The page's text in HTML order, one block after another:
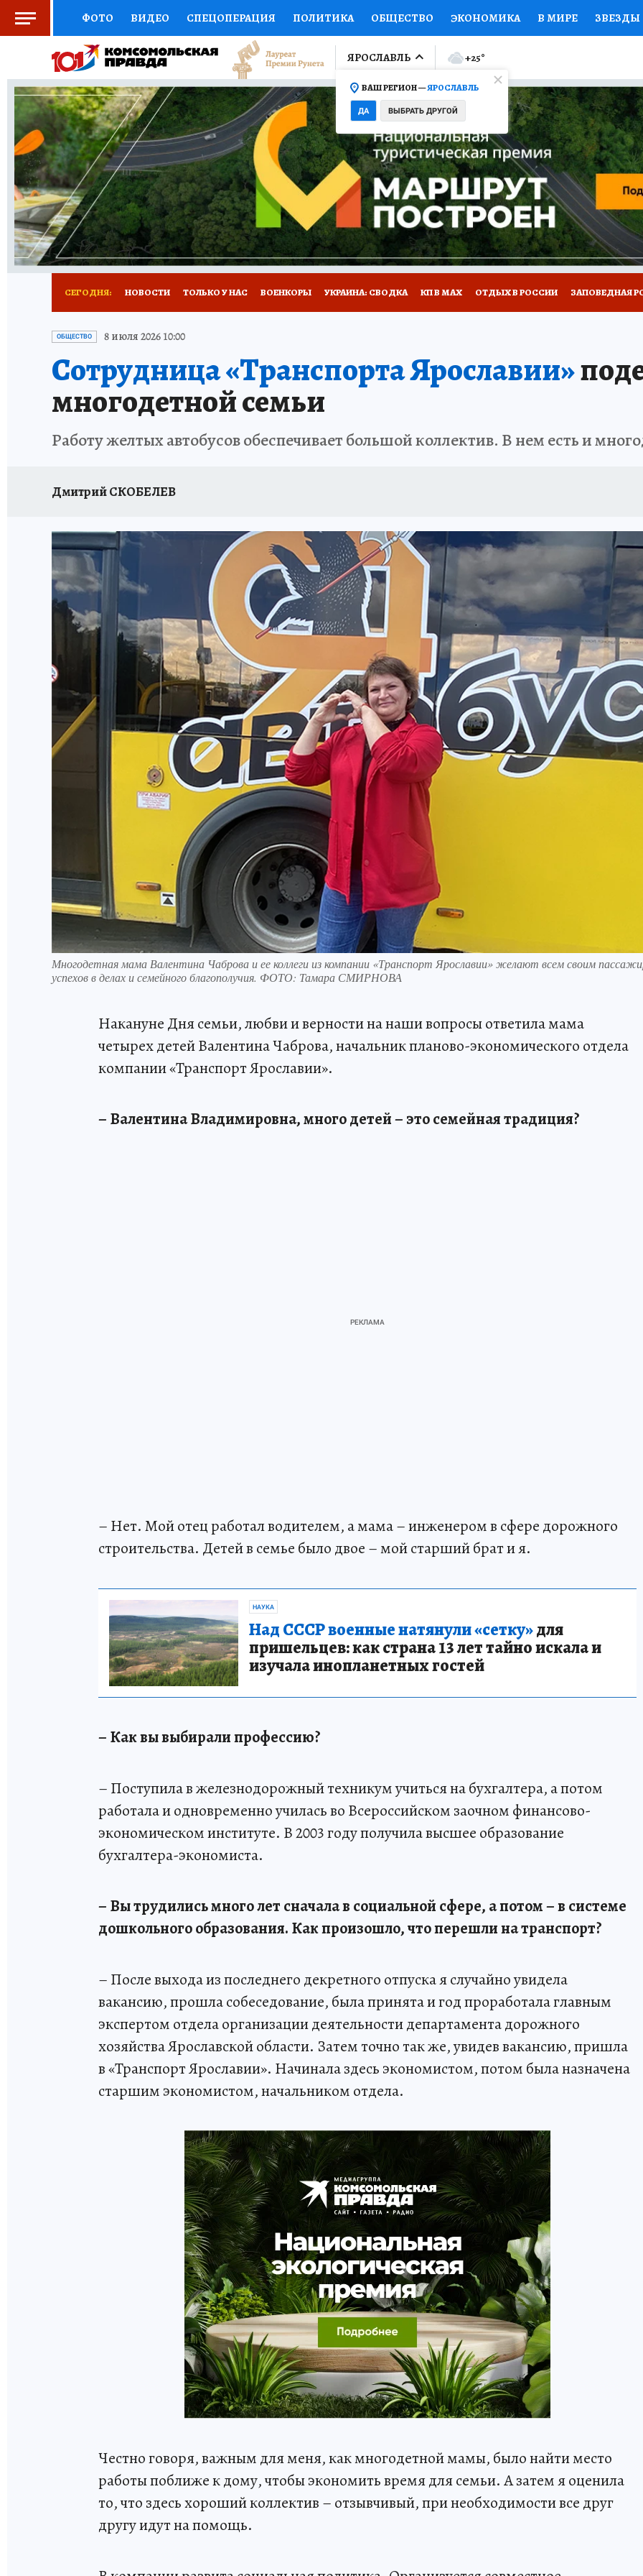
ФОТО ВИДЕО СПЕЦОПЕРАЦИЯ ПОЛИТИКА ОБЩЕСТВО ЭКОНОМИКА В МИРЕ ЗВЕЗДЫ
СОЦПОДДЕРЖКА НАУКА СПОРТ КОЛУМНИСТЫ ПРОИСШЕСТВИЯ
ВЫБОР ЭКСПЕРТОВ ДОКТОР ФИНАНСЫ ОТКРЫВАЕМ МИР Я ЗНАЮ СЕМЬЯ ЖЕНСКИЕ
КНИЖНАЯ ПОЛКА ПРОГНОЗЫ НА СПОРТ ПРОМОКОДЫ СЕРИАЛЫ СПЕЦПРОЕКТЫ
ПРЕСС-ЦЕНТР НЕДВИЖИМОСТЬ ТЕЛЕВИЗОР КОЛЛЕКЦИИ КОНКУРСЫ РАБОТА У НАС
РАДИО КП РЕКЛАМА ТЕСТЫ НОВОЕ НА САЙТЕ ОБЪЯВЛЕНИЯ
ЯРОСЛАВЛЬ
ВАШ РЕГИОН —ЯРОСЛАВЛЬ
ДА ВЫБРАТЬ ДРУГОЙ
+25°
СЕГОДНЯ: НОВОСТИ ТОЛЬКО У НАС ВОЕНКОРЫ УКРАИНА: СВОДКА КП В МАХ ОТДЫХ В РОССИИ ЗАПОВЕДНАЯ
ГЕРОИ ЯРОСЛАВИИ
ОБЩЕСТВО 8 июля 2026 10:00
Сотрудница «Транспорта Ярославии»
многодетной семьи
Работу желтых автобусов обеспечивает большой коллектив. В нем есть и
Дмитрий СКОБЕЛЕВ
Многодетная мама Валентина Чаброва и ее коллеги из компании «Транспорт Ярославии» желают всем своим
успехов в делах и семейного благополучия. ФОТО: Тамара СМИРНОВА
Накануне Дня семьи, любви и верности на наши вопросы ответила мама
четырех детей Валентина Чаброва, начальник планово-экономического отдела
компании «Транспорт Ярославии».
– Валентина Владимировна, много детей – это семейная традиция?
– Нет. Мой отец работал водителем, а мама – инженером в сфере дорожного
строительства. Детей в семье было двое – мой старший брат и я.
НАУКА
Над СССР военные натянули «сетку»для
пришельцев: как страна 13 лет тайно искала и
изучала инопланетных гостей
– Как вы выбирали профессию?
– Поступила в железнодорожный техникум учиться на бухгалтера, а потом
работала и одновременно училась во Всероссийском заочном финансово-
экономическом институте. В 2003 году получила высшее образование
бухгалтера-экономиста.
– Вы трудились много лет сначала в социальной сфере, а потом – в системе
дошкольного образования. Как произошло, что перешли на транспорт?
– После выхода из последнего декретного отпуска я случайно увидела
вакансию, прошла собеседование, была принята и год проработала главным
экспертом отдела организации деятельности департамента дорожного
хозяйства Ярославской области. Затем точно так же, увидев вакансию, пришла
в «Транспорт Ярославии». Начинала здесь экономистом, потом была назначена
старшим экономистом, начальником отдела.
Честно говоря, важным для меня, как многодетной мамы, было найти место
работы поближе к дому, чтобы экономить время для семьи. А затем я оценила
то, что здесь хороший коллектив – отзывчивый, при необходимости все друг
другу идут на помощь.